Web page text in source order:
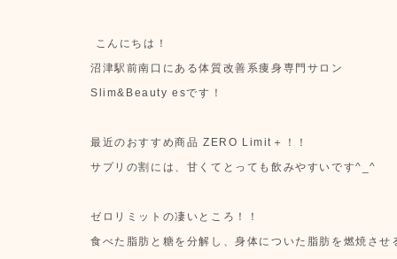
こんにちは！
沼津駅前南口にある体質改善系痩身専門サロン
Slim&Beauty esです！
最近のおすすめ商品 ZERO Limit＋！！
サプリの割には、甘くてとっても飲みやすいです^_^
ゼロリミットの凄いところ！！
食べた脂肪と糖を分解し、身体についた脂肪を燃焼させ